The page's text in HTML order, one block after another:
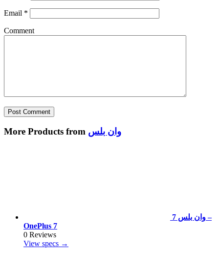
Email *
Comment
More Products from وان بلس
وان بلس 7 –
OnePlus 7
0 Reviews
View specs →